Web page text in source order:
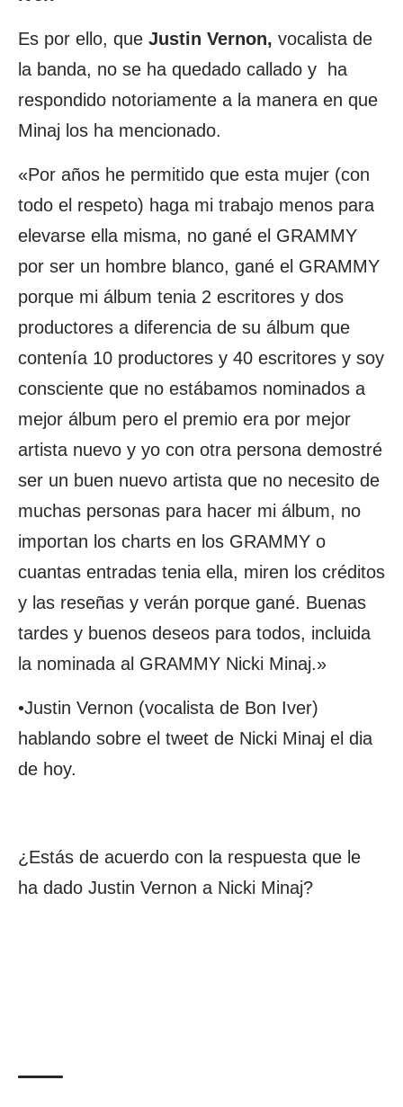
Es por ello, que Justin Vernon, vocalista de
la banda, no se ha quedado callado y ha
respondido notoriamente a la manera en que
Minaj los ha mencionado.
«Por años he permitido que esta mujer (con
todo el respeto) haga mi trabajo menos para
elevarse ella misma, no gané el GRAMMY
por ser un hombre blanco, gané el GRAMMY
porque mi álbum tenia 2 escritores y dos
productores a diferencia de su álbum que
contenía 10 productores y 40 escritores y soy
consciente que no estábamos nominados a
mejor álbum pero el premio era por mejor
artista nuevo y yo con otra persona demostré
ser un buen nuevo artista que no necesito de
muchas personas para hacer mi álbum, no
importan los charts en los GRAMMY o
cuantas entradas tenia ella, miren los créditos
y las reseñas y verán porque gané. Buenas
tardes y buenos deseos para todos, incluida
la nominada al GRAMMY Nicki Minaj.»
•Justin Vernon (vocalista de Bon Iver)
hablando sobre el tweet de Nicki Minaj el dia
de hoy.
¿Estás de acuerdo con la respuesta que le
ha dado Justin Vernon a Nicki Minaj?